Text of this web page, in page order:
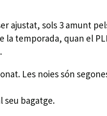
sols 3 amunt
temporada, quan el
Les noies són
seu bagatge.